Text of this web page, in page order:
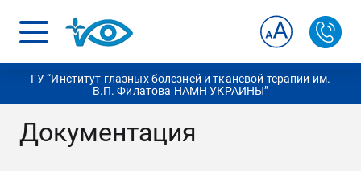
ГУ “Институт глазных болезней и тканевой терапии им.
В.П. Филатова НАМН УКРАИНЫ”
Документация